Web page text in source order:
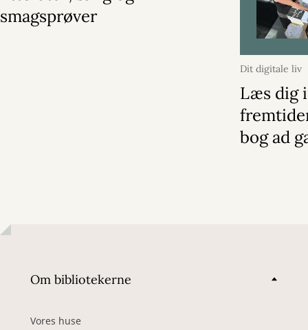
smagsprøver
Dit digitale liv
Læs dig
bog ad
Om bibliotekerne
Vores huse